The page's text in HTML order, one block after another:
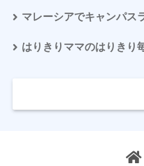
マレーシアでキャンパス
はりきりママのはりきり